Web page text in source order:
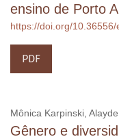
ensino de Porto
https://doi.org/
PDF
Mônica Karpinski,
Gênero e